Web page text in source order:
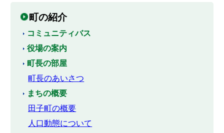
町の紹介
コミュニティバス
役場の案内
町長の部屋
町長のあいさつ
まちの概要
田子町の概要
人口動態について